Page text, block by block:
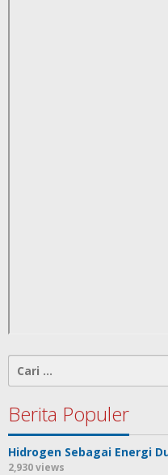
untuk:
Berita Populer
Hidrogen Sebagai Energi
2,930 views